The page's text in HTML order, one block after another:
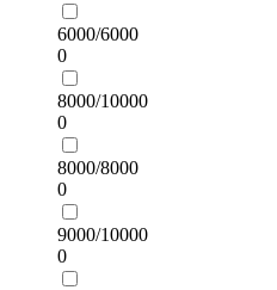
6000/6000
0
8000/10000
0
8000/8000
0
9000/10000
0